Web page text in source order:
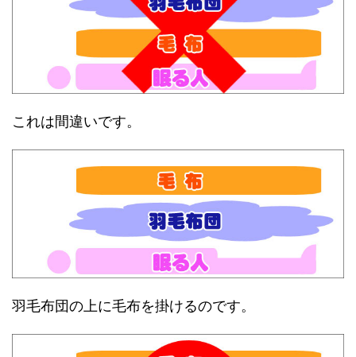
これは間違いです。
羽毛布団の上に毛布を掛けるのです。